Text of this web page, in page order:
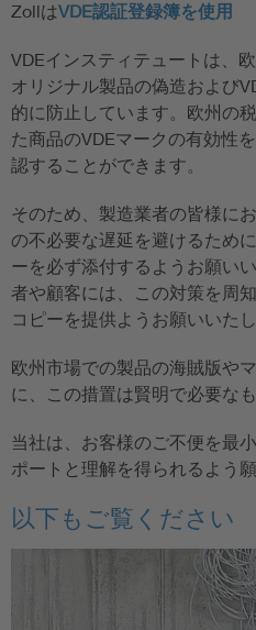
ZollはVDE認証登録簿を使用
VDEインスティテュートは、
オリジナル製品の偽造および
的に防止しています。欧州の
た商品のVDEマークの有効性
認することができます。
そのため、製造業者の皆様に
の不必要な遅延を避けるため
ーを必ず添付するようお願い
者や顧客には、この対策を周
コピーを提供ようお願いいたし
欧州市場での製品の海賊版や
に、この措置は賢明で必要な
当社は、お客様のご不便を最
ポートと理解を得られるよう願
以下もご覧ください